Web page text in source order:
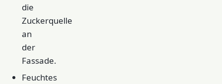
die
Zuckerquelle
an
der
Fassade.
Feuchtes